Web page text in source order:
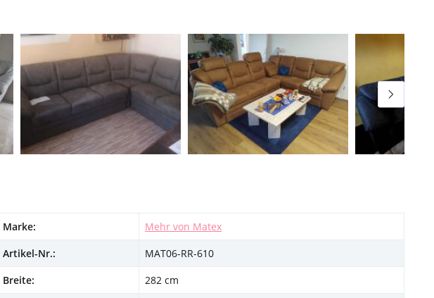
Marke:
Mehr von Matex
Artikel-Nr.:
MAT06-RR-610
Breite:
282 cm